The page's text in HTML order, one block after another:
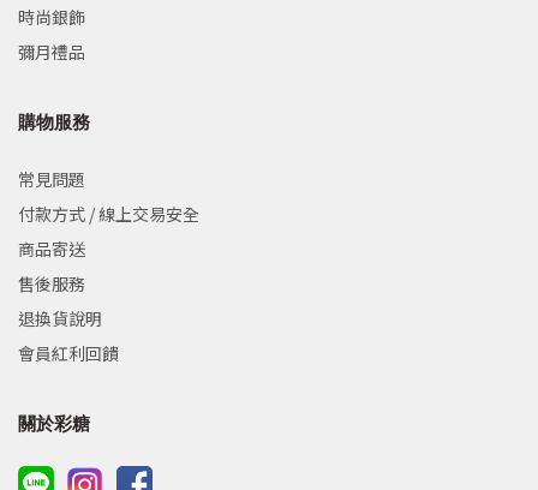
時尚銀飾
彌月禮品
購物服務
常見問題
付款方式 / 線上交易安全
商品寄送
售後服務
退換貨說明
會員紅利回饋
關於彩糖